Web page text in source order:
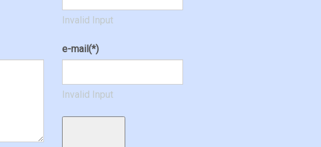
Invalid Input
e-mail(*)
Invalid Input